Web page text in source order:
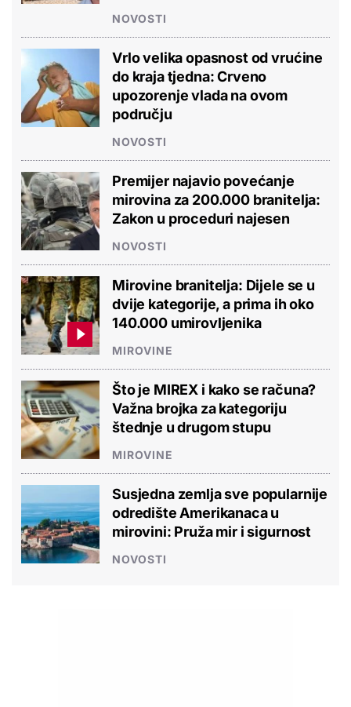
NOVOSTI
Vrlo velika opasnost od vrućine
do kraja tjedna: Crveno
upozorenje vlada na ovom
području
NOVOSTI
Premijer najavio povećanje
mirovina za 200.000 branitelja:
Zakon u proceduri najesen
NOVOSTI
Mirovine branitelja: Dijele se u
dvije kategorije, a prima ih oko
140.000 umirovljenika
MIROVINE
Što je MIREX i kako se računa?
Važna brojka za kategoriju
štednje u drugom stupu
MIROVINE
Susjedna zemlja sve popularnije
odredište Amerikanaca u
mirovini: Pruža mir i sigurnost
NOVOSTI